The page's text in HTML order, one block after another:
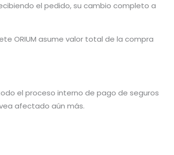
el pedido, su cambio completo a
ORIUM asume valor total de la compra
el proceso interno de pago de seguros
afectado aún más.